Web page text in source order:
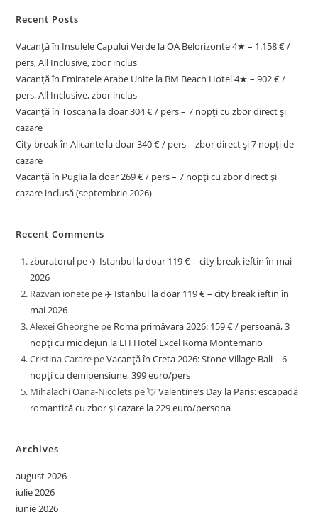
Recent Posts
Vacanță în Insulele Capului Verde la OA Belorizonte 4★ – 1.158 € /
pers, All Inclusive, zbor inclus
Vacanță în Emiratele Arabe Unite la BM Beach Hotel 4★ – 902 € /
pers, All Inclusive, zbor inclus
Vacanță în Toscana la doar 304 € / pers – 7 nopți cu zbor direct și
cazare
City break în Alicante la doar 340 € / pers – zbor direct și 7 nopți de
cazare
Vacanță în Puglia la doar 269 € / pers – 7 nopți cu zbor direct și
cazare inclusă (septembrie 2026)
Recent Comments
zburatorul pe ✈️ Istanbul la doar 119 € – city break ieftin în mai
2026
Razvan ionete pe ✈️ Istanbul la doar 119 € – city break ieftin în
mai 2026
Alexei Gheorghe pe Roma primăvara 2026: 159 € / persoană, 3
nopți cu mic dejun la LH Hotel Excel Roma Montemario
Cristina Carare peVacanță în Creta 2026: Stone Village Bali – 6
nopți cu demipensiune, 399 euro/pers
Mihalachi Oana-Nicolets pe💘 Valentine’s Day la Paris: escapadă
romantică cu zbor și cazare la 229 euro/persona
Archives
august 2026
iulie 2026
iunie 2026